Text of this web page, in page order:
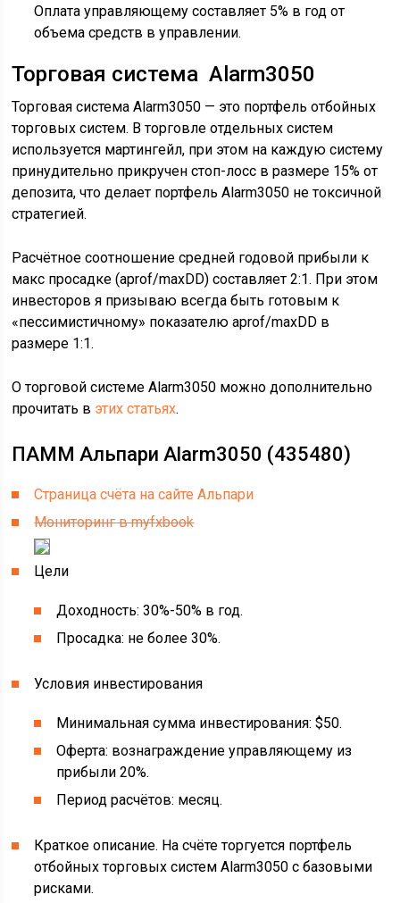
Оплата управляющему составляет 5% в год от
объема средств в управлении.
Торговая система Alarm3050
Торговая система Alarm3050 — это портфель отбойных
торговых систем. В торговле отдельных систем
используется мартингейл, при этом на каждую систему
принудительно прикручен стоп-лосс в размере 15% от
депозита, что делает портфель Alarm3050 не токсичной
стратегией.
Расчётное соотношение средней годовой прибыли к
макс просадке (aprof/maxDD) составляет 2:1. При этом
инвесторов я призываю всегда быть готовым к
«пессимистичному» показателю aprof/maxDD в
размере 1:1.
О торговой системе Alarm3050 можно дополнительно
прочитать в этих статьях.
ПАММ Альпари Alarm3050 (435480)
Страница счёта на сайте Альпари
Мониторинг в myfxbook
Цели
Доходность: 30%-50% в год.
Просадка: не более 30%.
Условия инвестирования
Минимальная сумма инвестирования: $50.
Оферта: вознаграждение управляющему из
прибыли 20%.
Период расчётов: месяц.
Краткое описание. На счёте торгуется портфель
отбойных торговых систем Alarm3050 с базовыми
рисками.